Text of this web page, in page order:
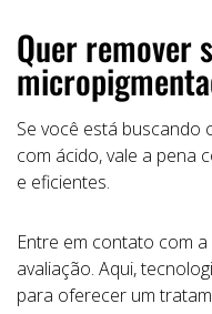
Quer remover
Se você está buscando
com ácido, vale a pena
e eficientes.
Entre em contato com
avaliação. Aqui,
para oferecer um